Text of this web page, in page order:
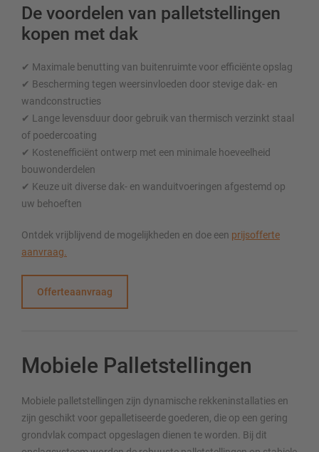
De voordelen van palletstellingen
kopen met dak
✔ Maximale benutting van buitenruimte voor efficiënte opslag
✔ Bescherming tegen weersinvloeden door stevige dak- en
wandconstructies
✔ Lange levensduur door gebruik van thermisch verzinkt staal
of poedercoating
✔ Kostenefficiënt ontwerp met een minimale hoeveelheid
bouwonderdelen
✔ Keuze uit diverse dak- en wanduitvoeringen afgestemd op
uw behoeften
Ontdek vrijblijvend de mogelijkheden en doe een prijsofferte
aanvraag.
Offerteaanvraag
Mobiele Palletstellingen
Mobiele palletstellingen zijn dynamische rekkeninstallaties en
zijn geschikt voor gepalletiseerde goederen, die op een gering
grondvlak compact opgeslagen dienen te worden. Bij dit